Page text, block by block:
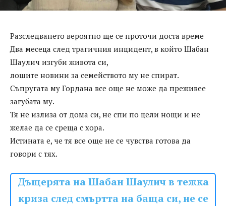
Разследването вероятно ще се проточи доста време
Два месеца след трагичния инцидент, в който Шабан
Шаулич изгуби живота си,
лошите новини за семейството му не спират.
Съпругата му Гордана все още не може да преживее
загубата му.
Тя не излиза от дома си, не спи по цели нощи и не
желае да се среща с хора.
Истината е, че тя все още не се чувства готова да
говори с тях.
Дъщерята на Шабан Шаулич в тежка
криза след смъртта на баща си, не се